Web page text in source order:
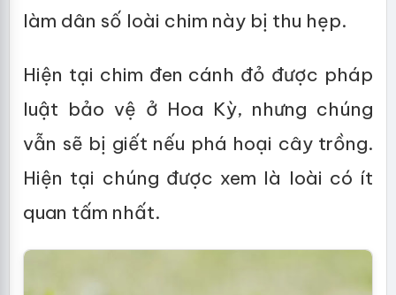
làm dân số loài chim này bị thu hẹp.
Hiện tại chim đen cánh đỏ được pháp
luật bảo vệ ở Hoa Kỳ, nhưng chúng
vẫn sẽ bị giết nếu phá hoại cây trồng.
Hiện tại chúng được xem là loài có ít
quan tấm nhất.